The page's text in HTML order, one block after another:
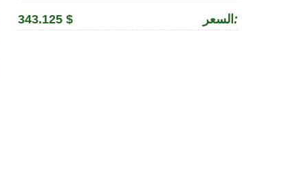
السعر :
343.125 $